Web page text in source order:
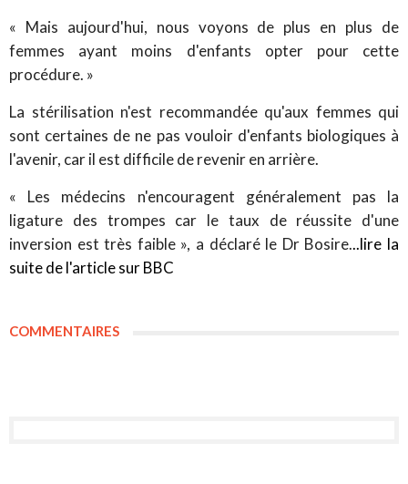
« Mais aujourd'hui, nous voyons de plus en plus de
femmes ayant moins d'enfants opter pour cette
procédure. »
La stérilisation n'est recommandée qu'aux femmes qui
sont certaines de ne pas vouloir d'enfants biologiques à
l'avenir, car il est difficile de revenir en arrière.
« Les médecins n'encouragent généralement pas la
ligature des trompes car le taux de réussite d'une
inversion est très faible », a déclaré le Dr Bosire...lire la
suite de l'article sur BBC
COMMENTAIRES